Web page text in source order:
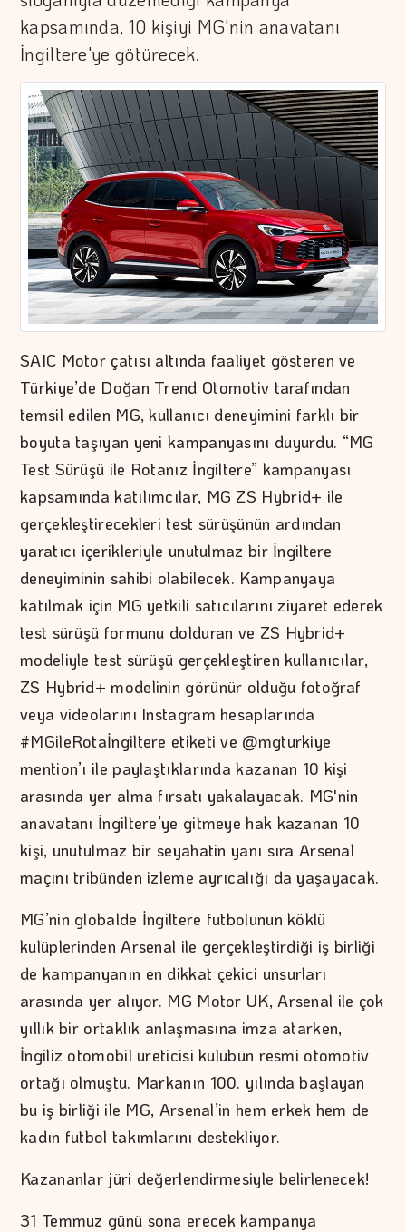
kapsamında, 10 kişiyi MG'nin anavatanı
İngiltere'ye götürecek.
SAIC Motor çatısı altında faaliyet gösteren ve
Türkiye’de Doğan Trend Otomotiv tarafından
temsil edilen MG, kullanıcı deneyimini farklı bir
boyuta taşıyan yeni kampanyasını duyurdu. “MG
Test Sürüşü ile Rotanız İngiltere” kampanyası
kapsamında katılımcılar, MG ZS Hybrid+ ile
gerçekleştirecekleri test sürüşünün ardından
yaratıcı içerikleriyle unutulmaz bir İngiltere
deneyiminin sahibi olabilecek. Kampanyaya
katılmak için MG yetkili satıcılarını ziyaret ederek
test sürüşü formunu dolduran ve ZS Hybrid+
modeliyle test sürüşü gerçekleştiren kullanıcılar,
ZS Hybrid+ modelinin görünür olduğu fotoğraf
veya videolarını Instagram hesaplarında
#MGileRotaİngiltere etiketi ve @mgturkiye
mention’ı ile paylaştıklarında kazanan 10 kişi
arasında yer alma fırsatı yakalayacak. MG'nin
anavatanı İngiltere’ye gitmeye hak kazanan 10
kişi, unutulmaz bir seyahatin yanı sıra Arsenal
maçını tribünden izleme ayrıcalığı da yaşayacak.
MG’nin globalde İngiltere futbolunun köklü
kulüplerinden Arsenal ile gerçekleştirdiği iş birliği
de kampanyanın en dikkat çekici unsurları
arasında yer alıyor. MG Motor UK, Arsenal ile çok
yıllık bir ortaklık anlaşmasına imza atarken,
İngiliz otomobil üreticisi kulübün resmi otomotiv
ortağı olmuştu. Markanın 100. yılında başlayan
bu iş birliği ile MG, Arsenal’in hem erkek hem de
kadın futbol takımlarını destekliyor.
Kazananlar jüri değerlendirmesiyle belirlenecek!
31 Temmuz günü sona erecek kampanya